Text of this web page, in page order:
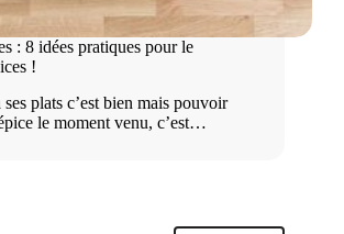
: 8 idées pratiques pour le
!
plats c’est bien mais pouvoir
le moment venu, c’est…